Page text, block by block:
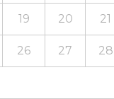
19 20 21
26 27 28